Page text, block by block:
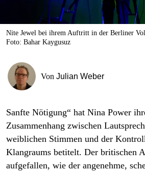
verlag
veranstaltungen
shop
fragen & hilfe
abo
epaper login
Nite Jewel bei ihrem Auftritt in der Berliner
Foto: Bahar Kaygusuz
Von Julian Weber
Sanfte Nötigung“ hat Nina Power
Zusammenhang zwischen
weiblichen Stimmen und der
Klang­raums betitelt. Der britischen
aufgefallen, wie der angenehme,